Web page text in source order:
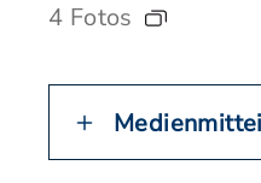
4 Fotos